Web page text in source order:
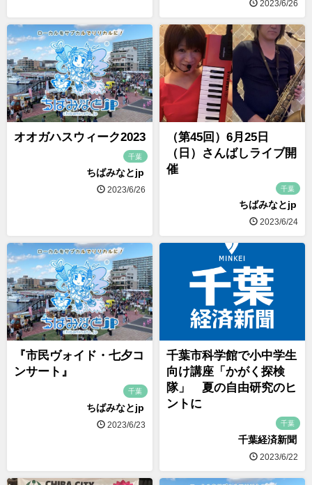
2023/6/26
オオガハスウィーク2023
千葉
ちばみなとjp
2023/6/26
（第45回）6月25日
（日）さんばしライブ開
催
千葉
ちばみなとjp
2023/6/24
『市民ヴォイド・七夕コ
ンサート』
千葉
ちばみなとjp
2023/6/23
千葉市科学館で小中学生
向け講座「かがく探検
隊」 夏の自由研究のヒ
ントに
千葉
千葉経済新聞
2023/6/22